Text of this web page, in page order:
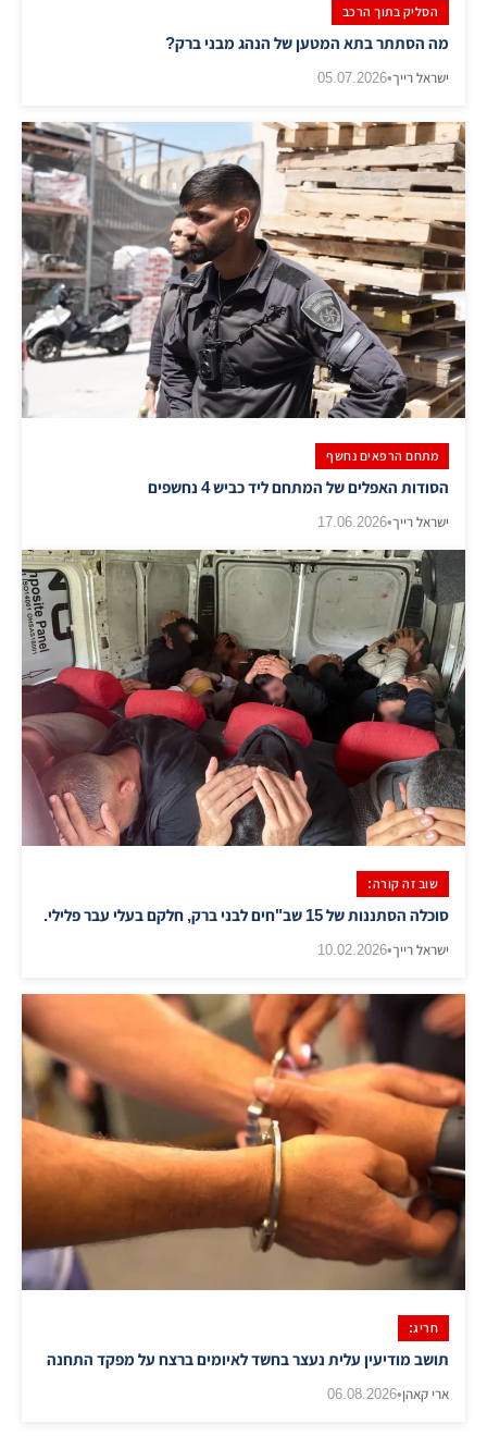
הסליק בתוך הרכב
מה הסתתר בתא המטען של הנהג מבני ברק?
ישראל רייך•
05.07.2026
מתחם הרפאים נחשף
הסודות האפלים של המתחם ליד כביש 4 נחשפים
ישראל רייך•
17.06.2026
שוב זה קורה:
סוכלה הסתננות של 15 שב"חים לבני ברק, חלקם בעלי עבר פלילי.
ישראל רייך•
10.02.2026
חריג:
​תושב מודיעין עלית נעצר בחשד לאיומים ברצח על מפקד התחנה
ארי קאהן•
06.08.2026